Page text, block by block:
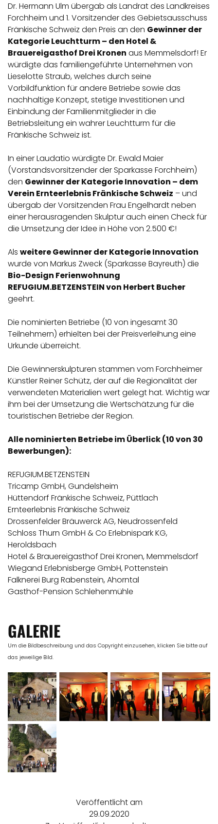
Dr. Hermann Ulm übergab als Landrat des Landkreises
Forchheim und 1. Vorsitzender des Gebietsausschuss
Fränkische Schweiz den Preis an den Gewinner der
Kategorie Leuchtturm – den Hotel &
Brauereigasthof Drei Kronen aus Memmelsdorf! Er
würdigte das familiengeführte Unternehmen von
Lieselotte Straub, welches durch seine
Vorbildfunktion für andere Betriebe sowie das
nachhaltige Konzept, stetige Investitionen und
Einbindung der Familienmitglieder in die
Betriebsleitung ein wahrer Leuchtturm für die
Fränkische Schweiz ist.
In einer Laudatio würdigte Dr. Ewald Maier
(Vorstandsvorsitzender der Sparkasse Forchheim)
den Gewinner der Kategorie Innovation – dem
Verein Ernteerlebnis Fränkische Schweiz – und
übergab der Vorsitzenden Frau Engelhardt neben
einer herausragenden Skulptur auch einen Check für
die Umsetzung der Idee in Höhe von 2.500 €!
Als weitere Gewinner der Kategorie Innovation
wurde von Markus Zweck (Sparkasse Bayreuth) die
Bio-Design Ferienwohnung
REFUGIUM.BETZENSTEIN von Herbert Bucher
geehrt.
Die nominierten Betriebe (10 von ingesamt 30
Teilnehmern) erhielten bei der Preisverleihung eine
Urkunde überreicht.
Die Gewinnerskulpturen stammen vom Forchheimer
Künstler Reiner Schütz, der auf die Regionalität der
verwendeten Materialien wert gelegt hat. Wichtig war
ihm bei der Umsetzung die Wertschätzung für die
touristischen Betriebe der Region.
Alle nominierten Betriebe im Überlick (10 von 30
Bewerbungen):
REFUGIUM.BETZENSTEIN
Tricamp GmbH, Gundelsheim
Hüttendorf Fränkische Schweiz, Püttlach
Ernteerlebnis Fränkische Schweiz
Drossenfelder Bräuwerck AG, Neudrossenfeld
Schloss Thurn GmbH & Co Erlebnispark KG,
Heroldsbach
Hotel & Brauereigasthof Drei Kronen, Memmelsdorf
Wiegand Erlebnisberge GmbH, Pottenstein
Falknerei Burg Rabenstein, Ahorntal
Gasthof-Pension Schlehenmühle
GALERIE
Um die Bildbeschreibung und das Copyright einzusehen, klicken Sie bitte auf
das jeweilige Bild.
Veröffentlicht am
29.09.2020